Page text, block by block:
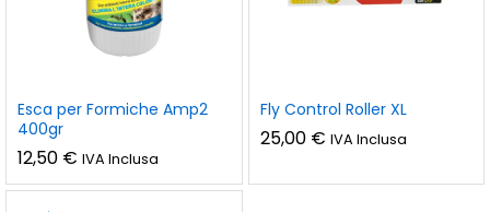
Esca per Formiche Amp2
400gr
12,50 € IVA Inclusa
Fly Control Roller XL
25,00 € IVA Inclusa